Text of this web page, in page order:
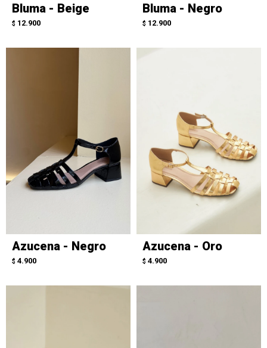
Bluma - Beige
$ 12.900
Bluma - Negro
$ 12.900
Azucena - Negro
$ 4.900
Azucena - Oro
$ 4.900